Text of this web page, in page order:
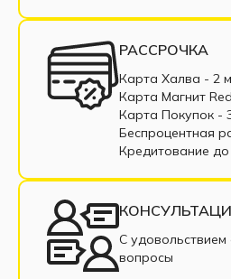
РАССРОЧКА
Карта Халва - 2
Карта Магнит
Карта Покупок -
Беспроцентная
Кредитование до
С
вопросы